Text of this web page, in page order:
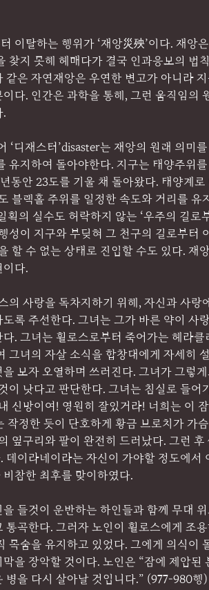
이탈하는 행위가 ‘재앙災殃’이다. 재앙
찾지 못해 헤매다가 결국 인과응보의 법
같은 자연재앙은 우연한 변고가 아니라
다. 인간은 과학을 통해, 그런 움직임의
‘디재스터’disaster는 재앙의 원래 의미
유지하여 돌아야한다. 지구는 태양주위
동안 23도를 기울 채 돌아왔다. 태양계
블랙홀 주위를 일정한 속도와 거리를 유
획의 실수도 허락하지 않는 ‘우주의 길로
성이 지구와 부딪혀 그 천구의 길로부터
할 수 없는 상태로 진입할 수도 있다. 재
다.
의 사랑을 독차지하기 위해, 자신과 사랑
록 주선한다. 그녀는 그가 바른 약이 사
. 그녀는 휠로스로부터 죽어가는 헤라클
보자 오열하며 쓰러진다. 그녀가 그렇
이 낫다고 판단한다. 그녀는 침실로 들어
신방이여! 영원히 잘있거라! 너희는 이
작정한 듯이 단호하게 황금 브로치가 가
옆구리와 팔이 완전히 드러났다. 그런 후
데이라네이라는 자신이 가야할 정도에서
참한 최후를 맞이하였다.
들것이 운반하는 하인들과 함께 무대
통곡한다. 그러자 노인이 휠로스에게 조
목숨을 유지하고 있었다. 그에게 의식이
을 장악할 것이다. 노인은 “잠에 제압된
병을 다시 살아날 것입니다.” (977-980행